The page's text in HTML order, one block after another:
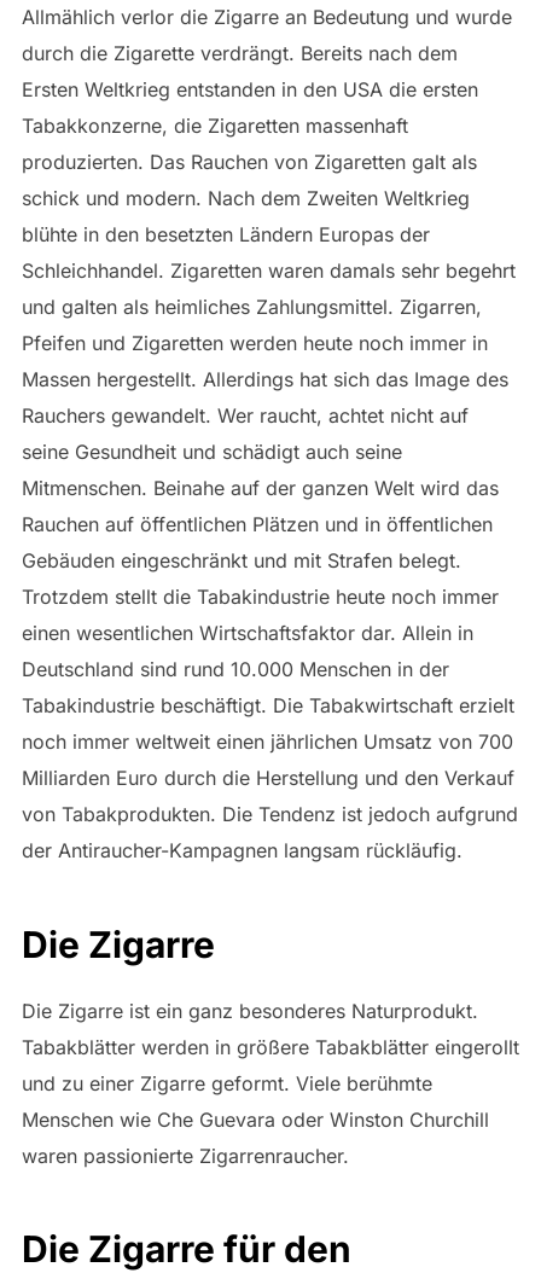
Allmählich verlor die Zigarre an Bedeutung und wurde
durch die Zigarette verdrängt. Bereits nach dem
Ersten Weltkrieg entstanden in den USA die ersten
Tabakkonzerne, die Zigaretten massenhaft
produzierten. Das Rauchen von Zigaretten galt als
schick und modern. Nach dem Zweiten Weltkrieg
blühte in den besetzten Ländern Europas der
Schleichhandel. Zigaretten waren damals sehr begehrt
und galten als heimliches Zahlungsmittel. Zigarren,
Pfeifen und Zigaretten werden heute noch immer in
Massen hergestellt. Allerdings hat sich das Image des
Rauchers gewandelt. Wer raucht, achtet nicht auf
seine Gesundheit und schädigt auch seine
Mitmenschen. Beinahe auf der ganzen Welt wird das
Rauchen auf öffentlichen Plätzen und in öffentlichen
Gebäuden eingeschränkt und mit Strafen belegt.
Trotzdem stellt die Tabakindustrie heute noch immer
einen wesentlichen Wirtschaftsfaktor dar. Allein in
Deutschland sind rund 10.000 Menschen in der
Tabakindustrie beschäftigt. Die Tabakwirtschaft erzielt
noch immer weltweit einen jährlichen Umsatz von 700
Milliarden Euro durch die Herstellung und den Verkauf
von Tabakprodukten. Die Tendenz ist jedoch aufgrund
der Antiraucher-Kampagnen langsam rückläufig.
Die Zigarre
Die Zigarre ist ein ganz besonderes Naturprodukt.
Tabakblätter werden in größere Tabakblätter eingerollt
und zu einer Zigarre geformt. Viele berühmte
Menschen wie Che Guevara oder Winston Churchill
waren passionierte Zigarrenraucher.
Die Zigarre für den